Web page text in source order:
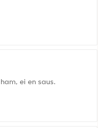
ei en saus.